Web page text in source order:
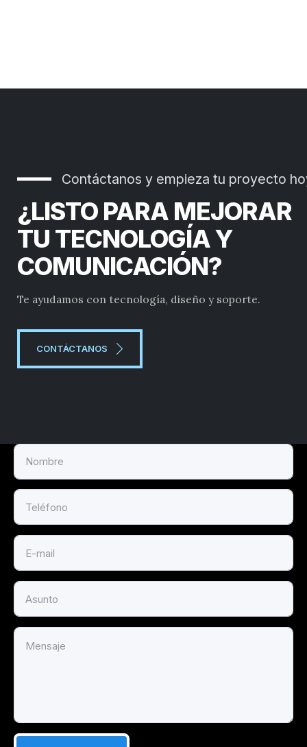
Contáctanos y empieza tu proyecto
¿LISTO PARA MEJORAR
TU TECNOLOGÍA Y
COMUNICACIÓN?
Te ayudamos con tecnología, diseño y soporte.
CONTÁCTANOS